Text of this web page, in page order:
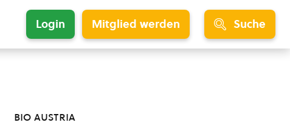
Login Mitglied werden Suche
bio austria